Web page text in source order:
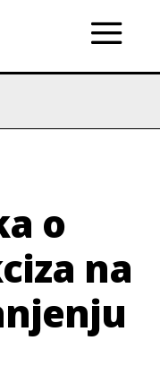
o
na